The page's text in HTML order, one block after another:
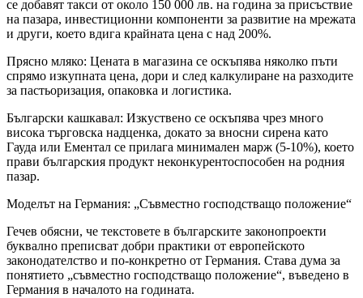
се добавят такси от около 150 000 лв. на година за присъствие
на пазара, инвестиционни компоненти за развитие на мрежата
и други, което вдига крайната цена с над 200%.
Прясно мляко: Цената в магазина се оскъпява няколко пъти
спрямо изкупната цена, дори и след калкулиране на разходите
за пастьоризация, опаковка и логистика.
Български кашкавал: Изкуствено се оскъпява чрез много
висока търговска надценка, докато за вносни сирена като
Гауда или Ементал се прилага минимален марж (5-10%), което
прави българския продукт неконкурентоспособен на родния
пазар.
Моделът на Германия: „Съвместно господстващо положение“
Гечев обясни, че текстовете в българските законопроекти
буквално преписват добри практики от европейското
законодателство и по-конкретно от Германия. Става дума за
понятието „съвместно господстващо положение“, въведено в
Германия в началото на годината.